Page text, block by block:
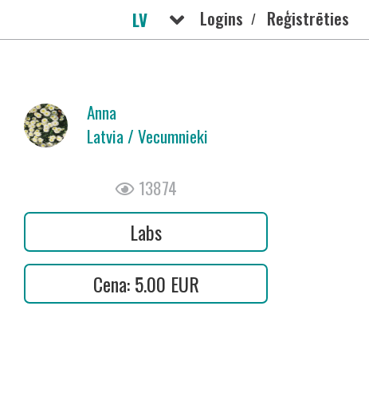
LV Logins / Reģistrēties
Anna
Latvia / Vecumnieki
13874
Labs
Cena: 5.00 EUR